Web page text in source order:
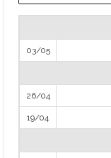
03/05
26/04
19/04